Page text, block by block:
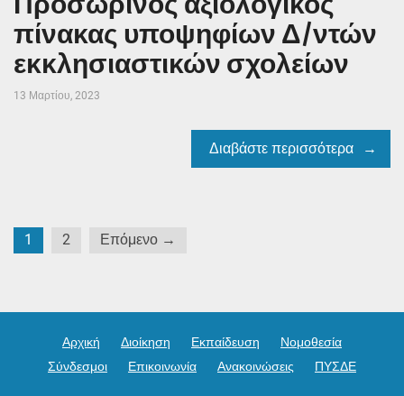
πίνακας υποψηφίων Δ/ντών
εκκλησιαστικών σχολείων
13 Μαρτίου, 2023
Διαβάστε περισσότερα
Σελιδοποίηση
άρθρων
1 2 Επόμενο →
Αρχική Διοίκηση Εκπαίδευση
Νομοθεσία
Σύνδεσμοι
Επικοινωνία Ανακοινώσεις ΠΥΣΔΕ